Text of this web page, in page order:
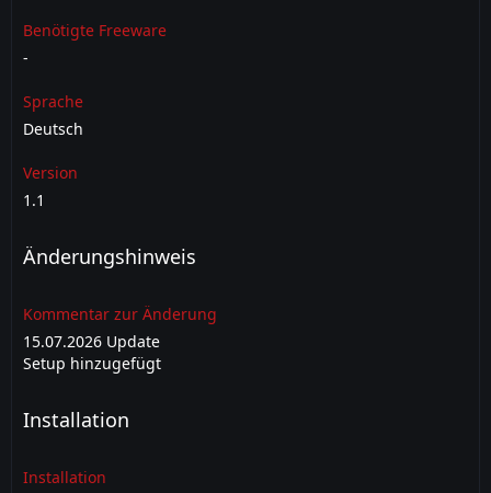
Benötigte Freeware
-
Sprache
Deutsch
Version
1.1
Änderungshinweis
Kommentar zur Änderung
15.07.2026 Update
Setup hinzugefügt
Installation
Installation